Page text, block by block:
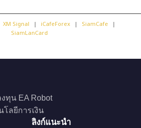
XM Signal | iCafeForex | SiamCafe
|
SiamLanCard
ทุน EA Robot
โลยีการเงิน
ลิงก์แนะนำ